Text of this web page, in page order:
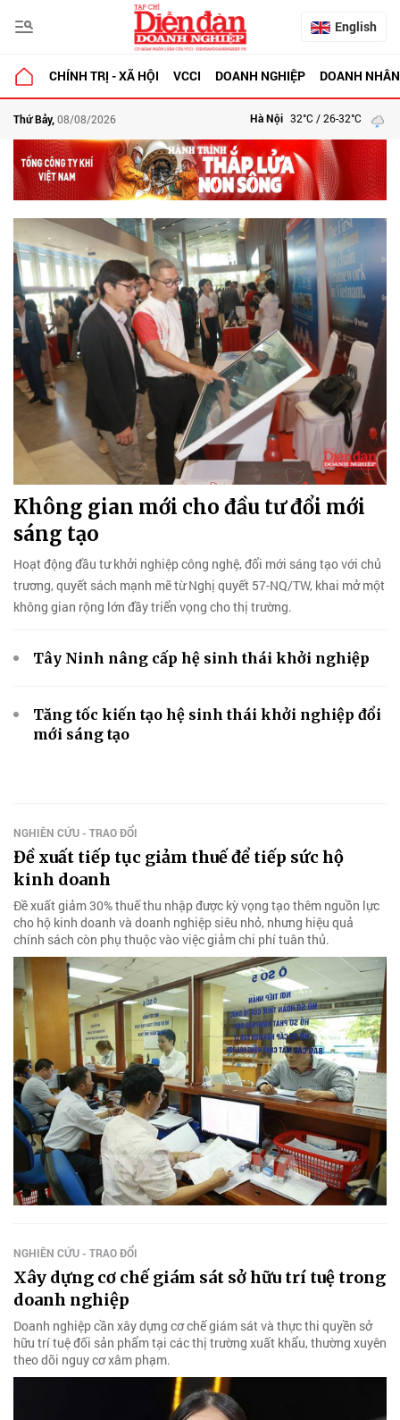
English
CHÍNH TRỊ - XÃ HỘI VCCI DOANH NGHIỆP DOANH NHÂN
Thứ Bảy,08/08/2026 Hà Nội 32°C / 26-32°C
Không gian mới cho đầu tư đổi mới
sáng tạo
Hoạt động đầu tư khởi nghiệp công nghệ, đổi mới sáng tạo với chủ
trương, quyết sách mạnh mẽ từ Nghị quyết 57-NQ/TW, khai mở một
không gian rộng lớn đầy triển vọng cho thị trường.
Tây Ninh nâng cấp hệ sinh thái khởi nghiệp
Tăng tốc kiến tạo hệ sinh thái khởi nghiệp đổi
mới sáng tạo
NGHIÊN CỨU - TRAO ĐỔI
Đề xuất tiếp tục giảm thuế để tiếp sức hộ
kinh doanh
Đề xuất giảm 30% thuế thu nhập được kỳ vọng tạo thêm nguồn lực
cho hộ kinh doanh và doanh nghiệp siêu nhỏ, nhưng hiệu quả
chính sách còn phụ thuộc vào việc giảm chi phí tuân thủ.
NGHIÊN CỨU - TRAO ĐỔI
Xây dựng cơ chế giám sát sở hữu trí tuệ trong
doanh nghiệp
Doanh nghiệp cần xây dựng cơ chế giám sát và thực thi quyền sở
hữu trí tuệ đối sản phẩm tại các thị trường xuất khẩu, thường xuyên
theo dõi nguy cơ xâm phạm.